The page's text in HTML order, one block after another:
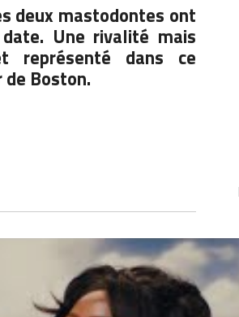
deux mastodontes ont
Une rivalité mais
représenté dans ce
Boston.